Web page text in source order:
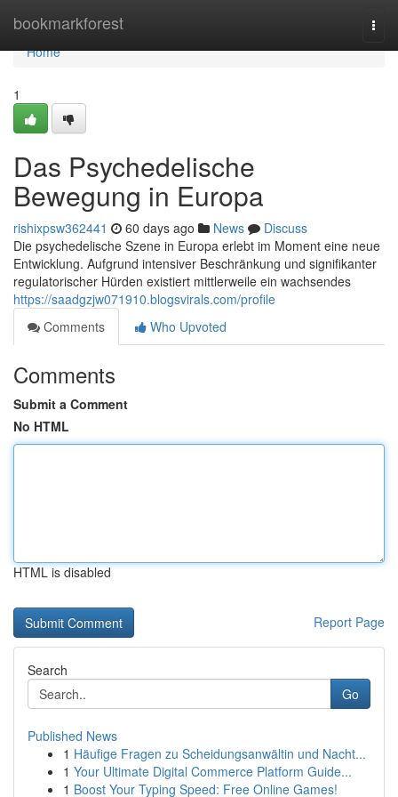
bookmarkforest
Home
Home
1
Das Psychedelische
Bewegung in Europa
rishixpsw362441 60 days ago News
Discuss
Die psychedelische Szene in Europa erlebt im Moment eine neue
Entwicklung. Aufgrund intensiver Beschränkung und signifikanter
regulatorischer Hürden existiert mittlerweile ein wachsendes
https://saadgzjw071910.blogsvirals.com/profile
Comments
Who Upvoted
Comments
Submit a Comment
No HTML
HTML is disabled
Report Page
Search
Go
Published News
1 Häufige Fragen zu Scheidungsanwältin und Nacht...
1 Your Ultimate Digital Commerce Platform Guide...
1 Boost Your Typing Speed: Free Online Games!